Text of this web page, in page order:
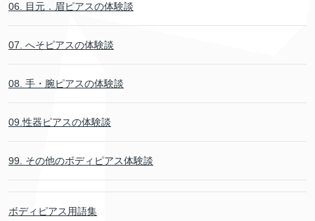
06. 目元．眉ピアスの体験談
07. へそピアスの体験談
08. 手・腕ピアスの体験談
09.性器ピアスの体験談
99. その他のボディピアス体験談
ボディピアス用語集